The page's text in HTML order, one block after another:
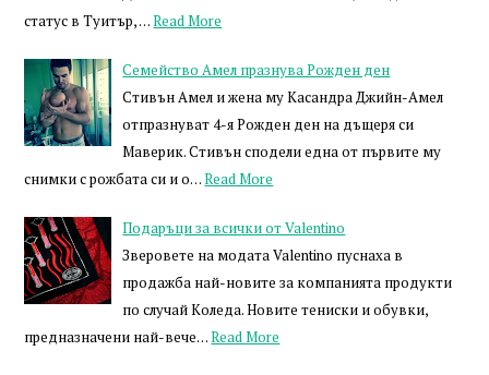
статус в Туитър, …Read More
Семейство Амел празнува Рожден ден
Стивън Амел и жена му Касандра Джийн-Амел
отпразнуват 4-я Рожден ден на дъщеря си
Маверик. Стивън сподели една от първите му
снимки с рожбата си и о…Read More
Подаръци за всички от Valentino
Зверовете на модата Valentino пуснаха в
продажба най-новите за компанията продукти
по случай Коледа. Новите тениски и обувки,
предназначени най-вече…Read More